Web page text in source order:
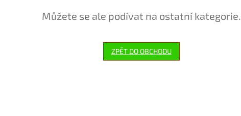
Můžete se ale podívat na ostatní kategorie.
ZPĚT DO OBCHODU